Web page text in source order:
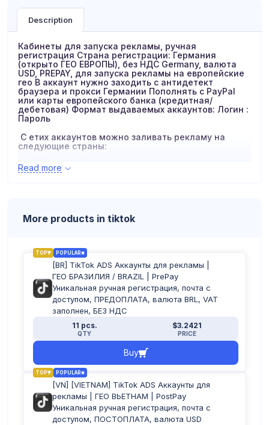
Description
Кабинеты для запуска рекламы, ручная
регистрация Страна регистрации: Германия
(открыто ГЕО ЕВРОПЫ), без НДС Germany, валюта
USD, PREPAY, для запуска рекламы на европейские
гео В аккаунт нужно заходить с антидетект
браузера и прокси Германии Пополнять с PayPal
или карты европейского банка (кредитная/
дебетовая) Формат выдаваемых аккаунтов: Логин :
Пароль
С етих аккаунтов можно заливать рекламу на
следующие страны:
Algeria
Argentina
Belarus
Costa Rica
Czech Republic
Denmark
Dominican Republic
Egypt
Finland
France
Germany
Indonesia
Ireland
Italy
Kazakhstan
Kenya
Kuwait
Lebanon
Malaysia
Read more
More products in tiktok
TOP POPULAR
[BR] TikTok ADS Аккаунты для рекламы |
ГЕО БРАЗИЛИЯ / BRAZIL | PrePay
Уникальная ручная регистрация, почта с
доступом, ПРЕДОПЛАТА, валюта BRL, VAT
заполнен, БЕЗ НДС
11 pcs.
QTY
$3.2421
PRICE
Buy
TOP POPULAR
[VN] [VIETNAM] TikTok ADS Аккаунты для
рекламы | ГЕО ВЬЕТНАМ | PostPay
Уникальная ручная регистрация, почта с
доступом, ПОСТОПЛАТА, валюта USD